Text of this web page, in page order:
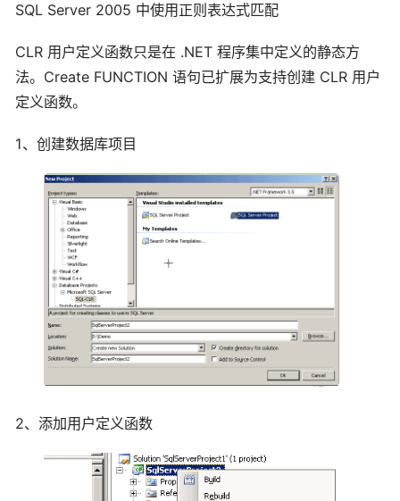
SQL Server 2005 中使用正则表达式匹配
CLR 用户定义函数只是在 .NET 程序集中定义的静态方
法。Create FUNCTION 语句已扩展为支持创建 CLR 用户
定义函数。
1、创建数据库项目
2、添加用户定义函数